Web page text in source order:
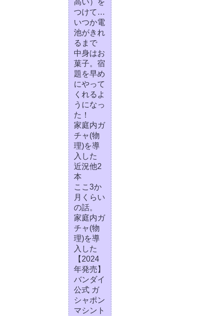
高い）を
つけて…
いつか電
池がきれ
るまで
中身はお
菓子。宿
題を早め
にやって
くれるよ
うになっ
た！
家庭内ガ
チャ(物
理)を導
入した
近況他2
本
ここ3か
月くらい
の話。
家庭内ガ
チャ(物
理)を導
入した
【2024
年発売】
バンダイ
公式 ガ
シャポン
マシント